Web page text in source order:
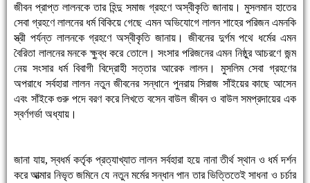
জীবন প্রাপ্ত লালনকে তার হিন্দু সমাজ গ্রহণে অস্বীকৃতি জানায়। মুসলমান হাতের
সেবা গ্রহণে লালনের ধর্ম বিকিয়ে গেছে এমন অভিযোগে লালন শাহের পরিজন এমনকি
স্ত্রী পর্যন্ত লালনকে গ্রহণে অস্বীকৃতি জানায়। জীবনের দুর্গম পথে ধর্মের এমন
বৈরিতা লালনের মনকে ক্ষু্ব্ধ করে তোলে। সংসার পরিজনের এমন নিষ্ঠুর আচরণে জন্ম
নেয় সংসার ধর্ম বিবাগী বিদ্রোহী সত্তার আরেক লালন। মুসলিম সেবা গ্রহণের
অপরাধে সর্বহারা লালন নতুন জীবনের সন্ধানে পুনরায় সিরাজ সাঁইয়ের কাছে আসেন
এবং সাঁইকে গুরু পদে বরণ করে লিখতে বসেন বাউল জীবন ও বাউল সমপ্রদায়ের এক
স্বর্ণগর্ভা অধ্যায়।
জানা যায়, স্বধর্ম কর্তৃক প্রত্যাখ্যাত লালন সর্বহারা হয়ে নানা তীর্থ স্থান ও ধর্ম দর্শন
করে আত্মার নিভৃত জমিনে যে নতুন মর্মের সন্ধান পান তার ভিত্তিতেই সাধনা ও চর্চার